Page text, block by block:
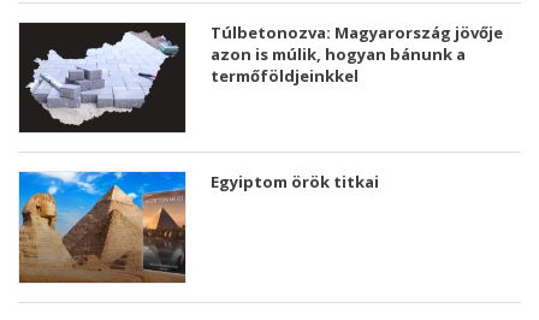
Túlbetonozva: Magyarország jövője
azon is múlik, hogyan bánunk a
termőföldjeinkkel
Egyiptom örök titkai